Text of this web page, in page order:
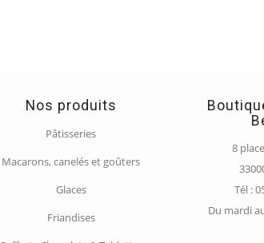
Nos produits
Pâtisseries
Macarons, canelés et goûters
Glaces
Friandises
8
Tél :
Du mardi